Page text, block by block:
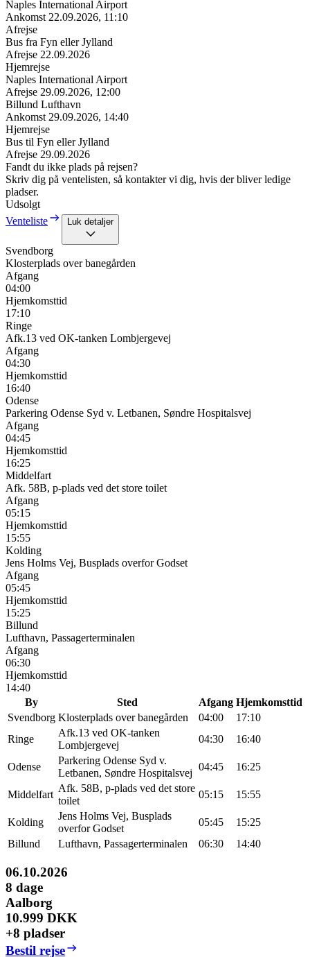
Naples International Airport
Ankomst 22.09.2026, 11:10
Afrejse
Bus fra Fyn eller Jylland
Afrejse 22.09.2026
Hjemrejse
Naples International Airport
Afrejse 29.09.2026, 12:00
Billund Lufthavn
Ankomst 29.09.2026, 14:40
Hjemrejse
Bus til Fyn eller Jylland
Afrejse 29.09.2026
Fandt du ikke plads på rejsen?
Skriv dig på ventelisten, så kontakter vi dig, hvis der bliver ledige
pladser.
Udsolgt
Venteliste
Luk detaljer
Svendborg
Klosterplads over banegården
Afgang
04:00
Hjemkomsttid
17:10
Ringe
Afk.13 ved OK-tanken Lombjergevej
Afgang
04:30
Hjemkomsttid
16:40
Odense
Parkering Odense Syd v. Letbanen, Søndre Hospitalsvej
Afgang
04:45
Hjemkomsttid
16:25
Middelfart
Afk. 58B, p-plads ved det store toilet
Afgang
05:15
Hjemkomsttid
15:55
Kolding
Jens Holms Vej, Busplads overfor Godset
Afgang
05:45
Hjemkomsttid
15:25
Billund
Lufthavn, Passagerterminalen
Afgang
06:30
Hjemkomsttid
14:40
By
Sted Afgang Hjemkomsttid
Svendborg Klosterplads over banegården 04:00
17:10
Ringe
Afk.13 ved OK-tanken
Lombjergevej
04:30 16:40
Odense
Parkering Odense Syd v.
Letbanen, Søndre Hospitalsvej
04:45 16:25
Middelfart
Afk. 58B, p-plads ved det store
toilet
05:15 15:55
Kolding
Jens Holms Vej, Busplads
overfor Godset
05:45
15:25
Billund
Lufthavn, Passagerterminalen 06:30 14:40
06.10.2026
8 dage
Aalborg
10.999 DKK
+8 pladser
Bestil rejse